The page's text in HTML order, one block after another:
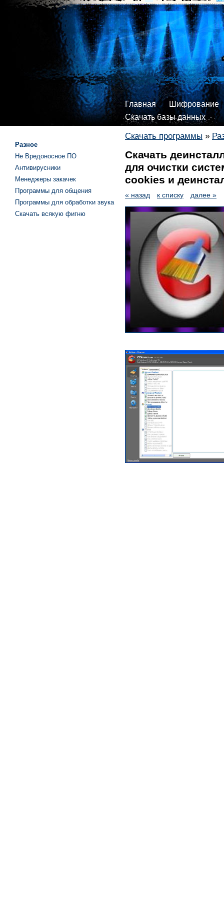
Главная
Шифрование
Скачать базы данных
Скачать программы »
Скачать
для очистки
cookies и
« назад к списку далее »
Разное
Не Вредоносное ПО
Антивирусники
Менеджеры закачек
Программы для общения
Программы для обработки звука
Скачать всякую фигню